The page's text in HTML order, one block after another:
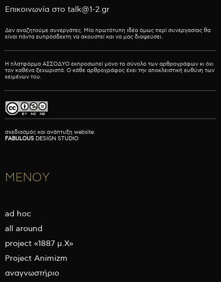
Επικοινωνία στο talk@1-2.gr
Δεν αναζητούμε συνεργάτες. Μία πρωτότυπη ιδέα όμως περί συνεργασίας θα
είναι πάντα ευπρόσδεκτη να ακουστεί και να μας διαψεύσει.
Η πλατφόρμα ΑΣΣΟΔΥΟ εκπροσωπεί μόνο το σύνολο των αρθρογράφων κι όχι
τον καθένα ξεχωριστά. Ο κάθε αρθρογράφος έχει την αποκλειστική ευθύνη των
κειμένων του.
σχεδιασμός και ανάπτυξη website:
FABULOUS DESIGN STUDIO
ΜΕΝΟΥ
ad hoc
all around
project «1887 μ.Χ»
Project Animizm
αναγνωστήριο